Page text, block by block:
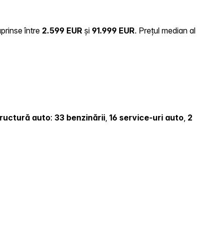
între 2.599 EUR și 91.999 EUR. Prețul median al
auto: 33 benzinării, 16 service-uri auto, 2